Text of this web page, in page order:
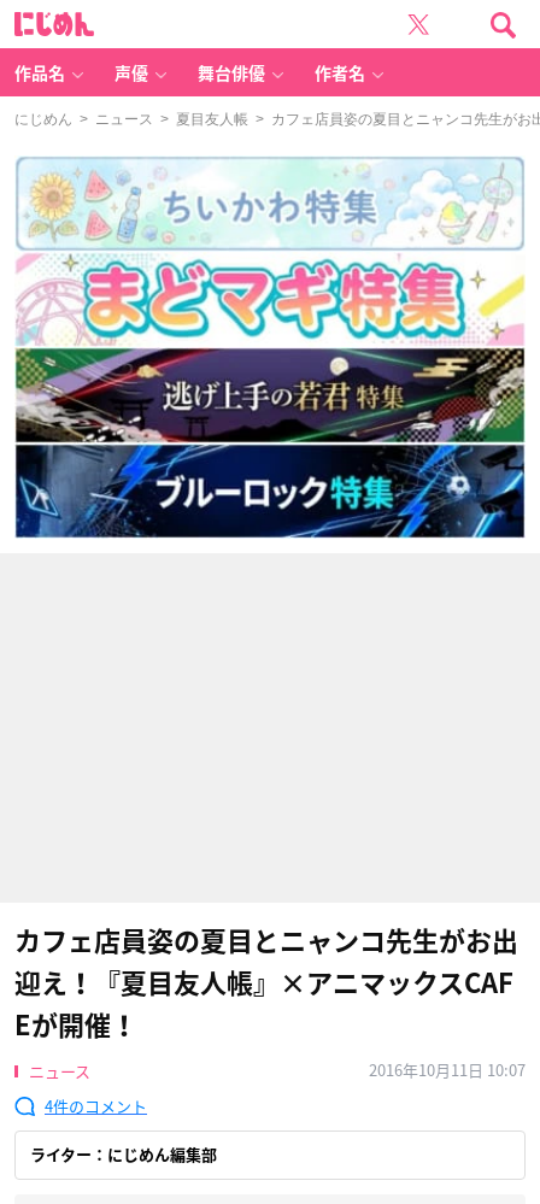
作品名 声優 舞台俳優 作者名
にじめん > ニュース > 夏目友人帳 > カフェ店員姿の夏目とニャンコ先生がお
カフェ店員姿の夏目とニャンコ先生がお出
迎え！『夏目友人帳』×アニマックスCAF
Eが開催！
ニュース
2016年10月11日 10:07
4
ライター：にじめん編集部